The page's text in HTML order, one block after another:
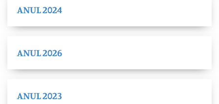
ANUL 2024
ANUL 2026
ANUL 2023